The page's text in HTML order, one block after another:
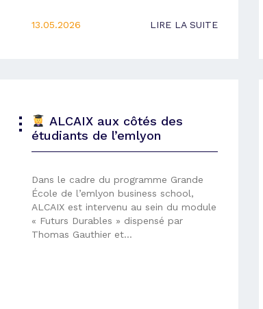
13.05.2026 LIRE LA SUITE
ALCAIX aux côtés des
étudiants de l’emlyon
Dans le cadre du programme Grande
École de l’emlyon business school,
ALCAIX est intervenu au sein du module
« Futurs Durables » dispensé par
Thomas Gauthier et…